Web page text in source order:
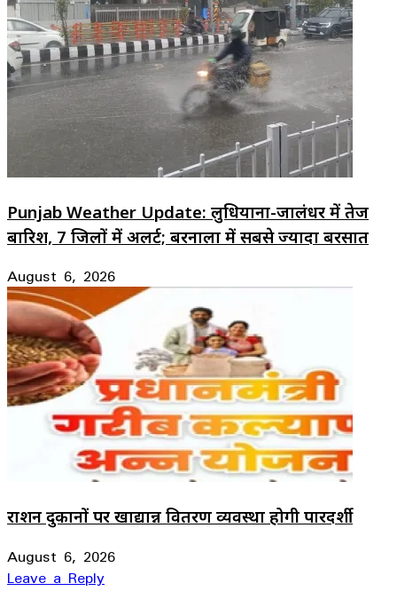
Punjab Weather Update: लुधियाना-जालंधर में तेज
बारिश, 7 जिलों में अलर्ट; बरनाला में सबसे ज्यादा बरसात
August 6, 2026
राशन दुकानों पर खाद्यान्न वितरण व्यवस्था होगी पारदर्शी
August 6, 2026
Leave a Reply